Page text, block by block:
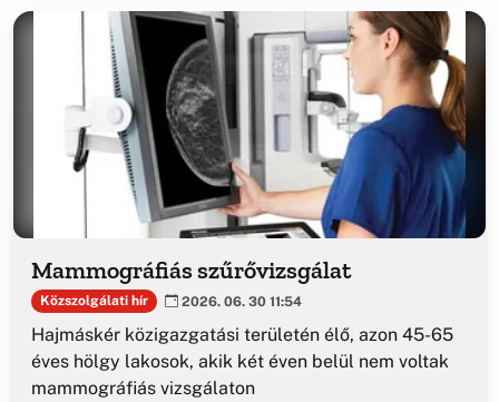
Mammográfiás szűrővizsgálat
Közszolgálati hír 2026. 06. 30 11:54
Hajmáskér közigazgatási területén élő, azon 45-65
éves hölgy lakosok, akik két éven belül nem voltak
mammográfiás vizsgálaton